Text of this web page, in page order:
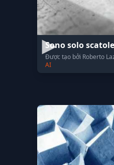
Sono solo
Được tạo bởi Roberto
AI